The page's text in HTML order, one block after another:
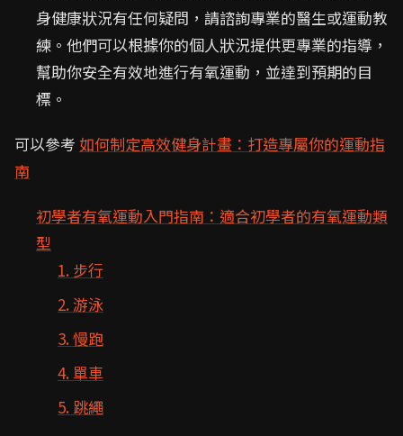
身健康狀況有任何疑問，請諮詢專業的醫生或運動教
練。他們可以根據你的個人狀況提供更專業的指導，
幫助你安全有效地進行有氧運動，並達到預期的目
標。
可以參考 如何制定高效健身計畫：打造專屬你的運動指
南
初學者有氧運動入門指南：適合初學者的有氧運動類
型
1. 步行
2. 游泳
3. 慢跑
4. 單車
5. 跳繩